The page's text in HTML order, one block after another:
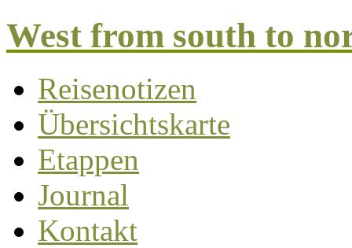
West from south to
Reisenotizen
Übersichtskarte
Etappen
Journal
Kontakt